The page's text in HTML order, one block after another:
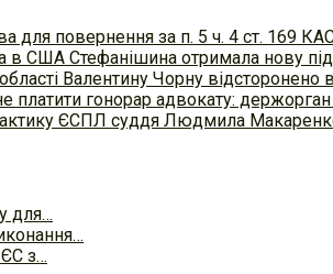
для повернення за п. 5 ч. 4 ст. 169
в США Стефанішина отримала нову
Валентину Чорну відсторонено
гонорар адвокату:
ЄСПЛ суддя Людмила
для…
з…